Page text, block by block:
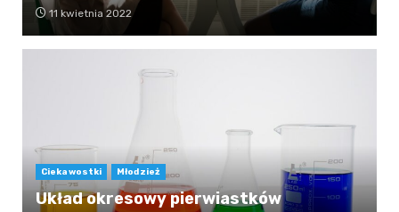
11 kwietnia 2022
Ciekawostki Młodzież
Układ okresowy pierwiastków